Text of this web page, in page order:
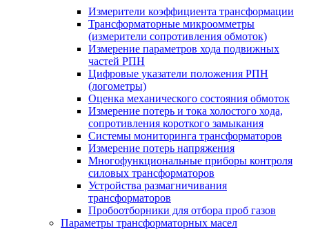
Измерители коэффициента трансформации
Трансформаторные микроомметры
(измерители сопротивления обмоток)
Измерение параметров хода подвижных
частей РПН
Цифровые указатели положения РПН
(логометры)
Оценка механического состояния обмоток
Измерение потерь и тока холостого хода,
сопротивления короткого замыкания
Системы мониторинга трансформаторов
Измерение потерь напряжения
Многофункциональные приборы контроля
силовых трансформаторов
Устройства размагничивания
трансформаторов
Пробоотборники для отбора проб газов
Параметры трансформаторных масел